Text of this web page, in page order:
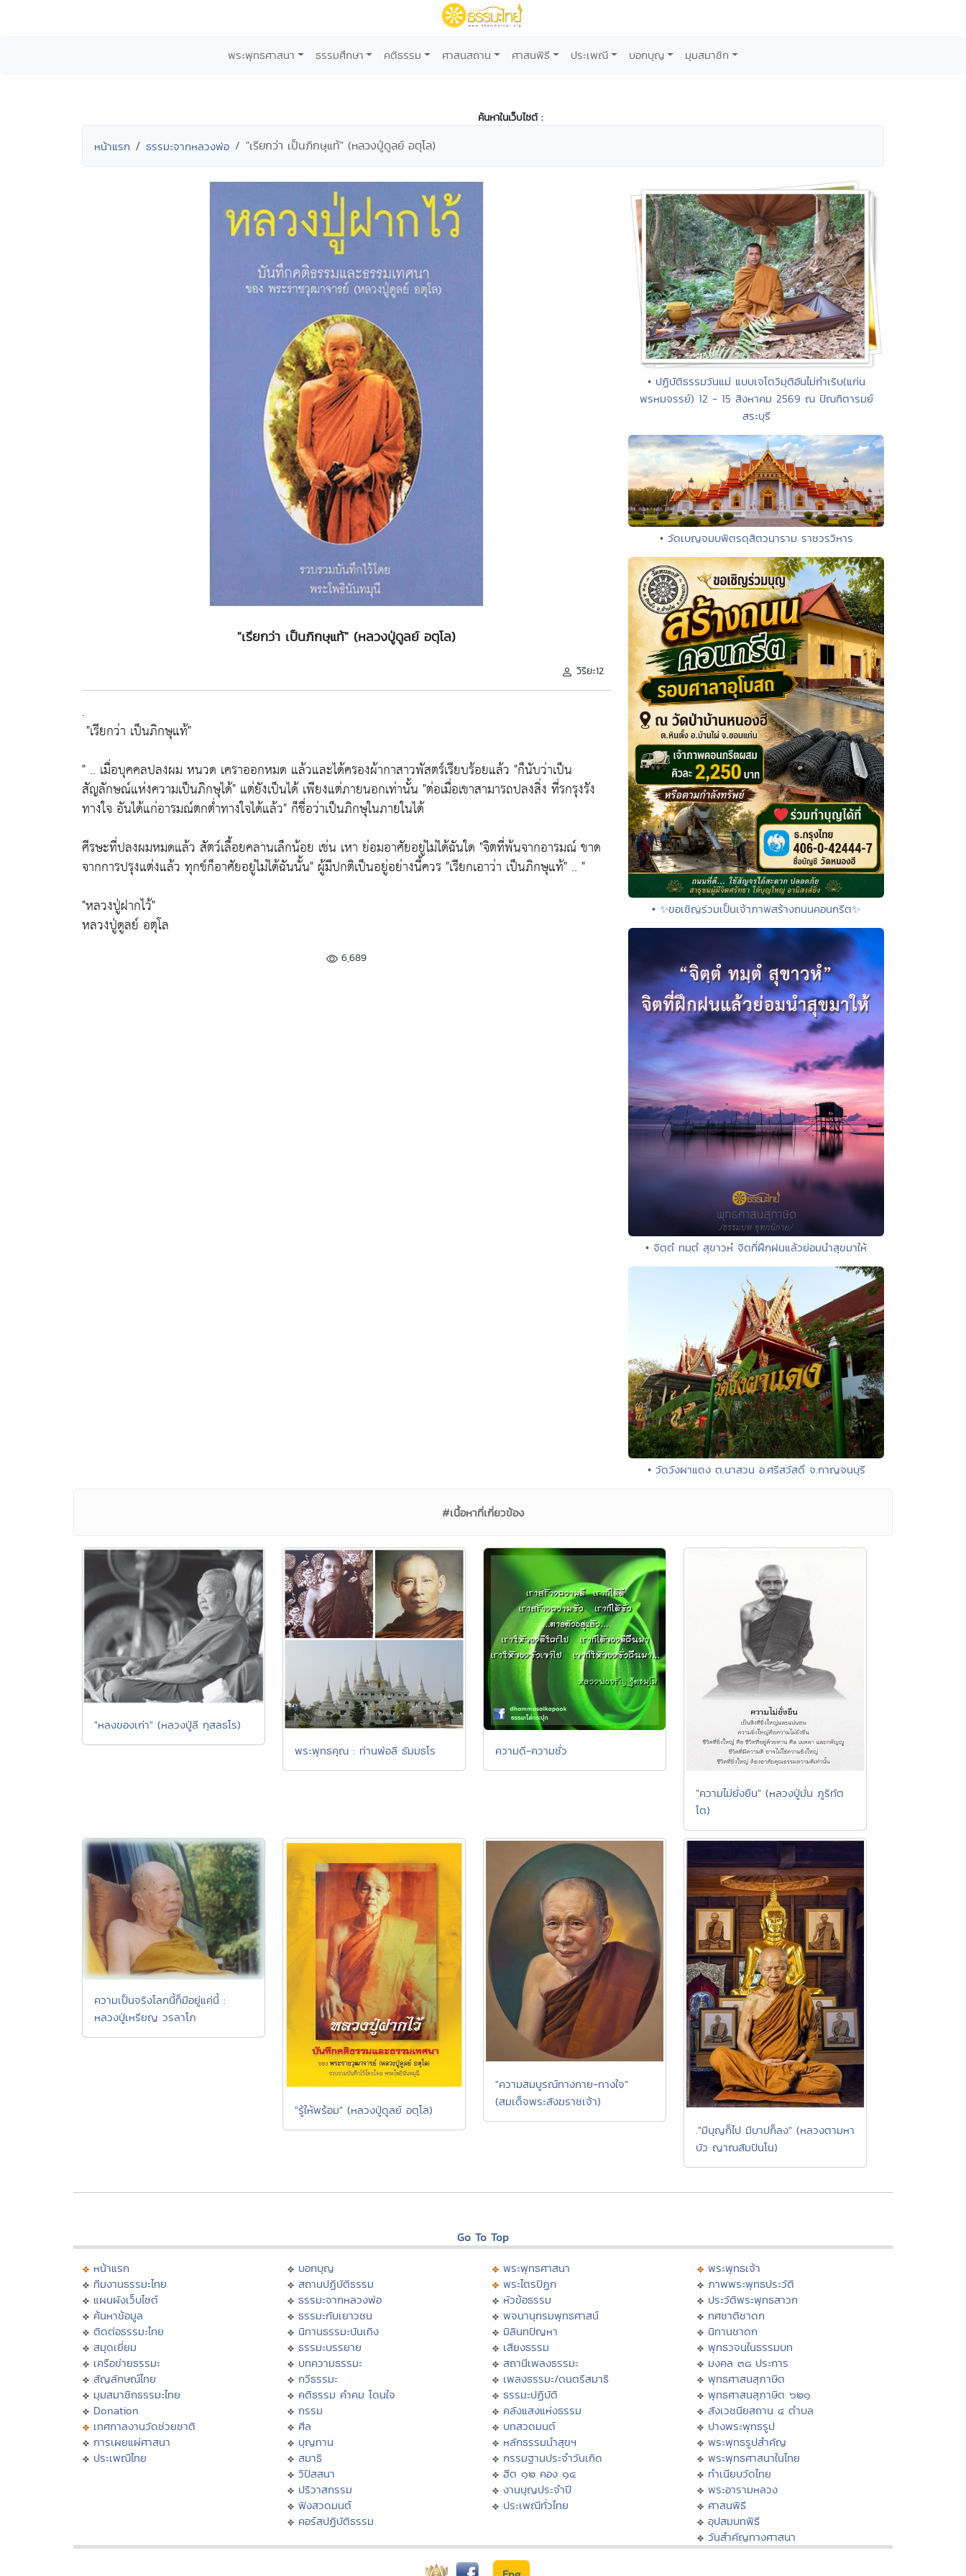
พระพุทธศาสนา ธรรมศึกษา คติธรรม ศาสนสถาน ศาสนพิธี ประเพณี บอกบุญ มุมสมาชิก
ค้นหาในเว็บไซต์ :
หน้าแรก ธรรมะจากหลวงพ่อ "เรียกว่า เป็นภิกษุแท้" (หลวงปู่ดูลย์ อตุโล)
"เรียกว่า เป็นภิกษุแท้" (หลวงปู่ดูลย์ อตุโล)
วิริยะ12
.
"เรียกว่า เป็นภิกษุแท้"
" .. เมื่อบุคคลปลงผม หนวด เคราออกหมด แล้วและได้ครองผ้ากาสาวพัสตร์เรียบร้อยแล้ว "ก็นับว่าเป็น
สัญลักษณ์แห่งความเป็นภิกษุได้" แต่ยังเป็นได้ เพียงแต่ภายนอกเท่านั้น "ต่อเมื่อเขาสามารถปลงสิ่ง ที่รกรุงรัง
ทางใจ อันได้แก่อารมณ์ตกต่ำทางใจได้แล้ว" ก็ชื่อว่าเป็นภิกษุในภายในได้
ศีรษะที่ปลงผมหมดแล้ว สัตว์เลื้อยคลานเล็กน้อย เช่น เหา ย่อมอาศัยอยู่ไม่ได้ฉันใด "จิตที่พ้นจากอารมณ์ ขาด
จากการปรุงแต่งแล้ว ทุกข์ก็อาศัยอยู่ไม่ได้ฉันนั้น" ผู้มีปกติเป็นอยู่อย่างนี้ควร "เรียกเอาว่า เป็นภิกษุแท้" .. "
"หลวงปู่ฝากไว้"
หลวงปู่ดูลย์ อตุโล
6,689
• ปฏิบัติธรรมวันแม่ แบบเจโตวิมุติอันไม่กำเริบ(แก่น
พรหมจรรย์) 12 - 15 สิงหาคม 2569 ณ ปัณฑิตารมย์
สระบุรี
• วัดเบญจมบพิตรดุสิตวนาราม ราชวรวิหาร
• ✨ขอเชิญร่วมเป็นเจ้าภาพสร้างถนนคอนกรีต✨
• จิตฺตํ ทมฺตํ สุขาวหํ จิตที่ฝึกฝนแล้วย่อมนำสุขมาให้
• วัดวังผาแดง ต.นาสวน อ.ศรีสวัสดิ์ จ.กาญจนบุรี
#เนื้อหาที่เกี่ยวข้อง
"หลงของเก่า" (หลวงปู่ลี กุสลธโร)
พระพุทธคุณ : ท่านพ่อลี ธัมมธโร
ความดี-ความชั่ว
"ความไม่ยั่งยืน" (หลวงปู่มั่น ภูริทัต
โต)
ความเป็นจริงโลกนี้ก็มีอยู่แค่นี้ :
หลวงปู่เหรียญ วรลาโภ
"รู้ให้พร้อม" (หลวงปู่ดูลย์ อตุโล)
"ความสมบูรณ์ทางกาย-ทางใจ"
(สมเด็จพระสังฆราชเจ้า)
."มีบุญก็ไป มีบาปก็ลง" (หลวงตามหา
บัว ญาณสัมปันโน)
Go To Top
หน้าแรก
ทีมงานธรรมะไทย
แผนผังเว็บไซต์
ค้นหาข้อมูล
ติดต่อธรรมะไทย
สมุดเยี่ยม
เครือข่ายธรรมะ
สัญลักษณ์ไทย
มุมสมาชิกธรรมะไทย
Donation
เทศกาลงานวัดช่วยชาติ
การเผยแผ่ศาสนา
ประเพณีไทย
บอกบุญ
สถานปฏิบัติธรรม
ธรรมะจากหลวงพ่อ
ธรรมะกับเยาวชน
นิทานธรรมะบันเทิง
ธรรมะบรรยาย
บทความธรรมะ
กวีธรรมะ
คติธรรม คำคม โดนใจ
กรรม
ศีล
บุญทาน
สมาธิ
วิปัสสนา
ปริวาสกรรม
ฟังสวดมนต์
คอร์สปฏิบัติธรรม
พระพุทธศาสนา
พระไตรปิฏก
หัวข้อธรรม
พจนานุกรมพุทธศาสน์
มิลินทปัญหา
เสียงธรรม
สถานีเพลงธรรมะ
เพลงธรรมะ/ดนตรีสมาธิ
ธรรมะปฏิบัติ
คลังแสงแห่งธรรม
บทสวดมนต์
หลักธรรมนำสุขฯ
กรรมฐานประจำวันเกิด
ฮีต ๑๒ คอง ๑๔
งานบุญประจำปี
ประเพณีทั่วไทย
พระพุทธเจ้า
ภาพพระพุทธประวัติ
ประวัติพระพุทธสาวก
ทศชาติชาดก
นิทานชาดก
พุทธวจนในธรรมบท
มงคล ๓๘ ประการ
พุทธศาสนสุภาษิต
พุทธศาสนสุภาษิต ๖๒๑
สังเวชนียสถาน ๔ ตำบล
ปางพระพุทธรูป
พระพุทธรูปสำคัญ
พระพุทธศาสนาในไทย
ทำเนียบวัดไทย
พระอารามหลวง
ศาสนพิธี
อุปสมบทพิธี
วันสำคัญทางศาสนา